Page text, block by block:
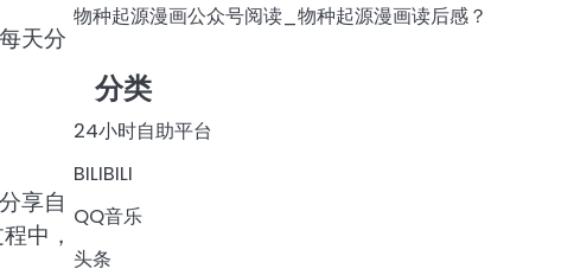
天分
享自
中，
物种起源漫画公众号阅读_物种起源漫画读后感？
分类
24小时自助平台
BILIBILI
QQ音乐
头条